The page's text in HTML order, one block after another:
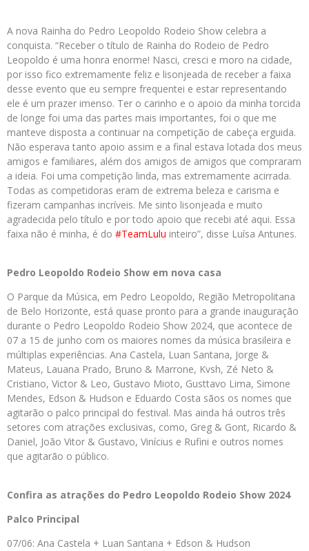
A nova Rainha do Pedro Leopoldo Rodeio Show celebra a
conquista. “Receber o título de Rainha do Rodeio de Pedro
Leopoldo é uma honra enorme! Nasci, cresci e moro na cidade,
por isso fico extremamente feliz e lisonjeada de receber a faixa
desse evento que eu sempre frequentei e estar representando
ele é um prazer imenso. Ter o carinho e o apoio da minha torcida
de longe foi uma das partes mais importantes, foi o que me
manteve disposta a continuar na competição de cabeça erguida.
Não esperava tanto apoio assim e a final estava lotada dos meus
amigos e familiares, além dos amigos de amigos que compraram
a ideia. Foi uma competição linda, mas extremamente acirrada.
Todas as competidoras eram de extrema beleza e carisma e
fizeram campanhas incríveis. Me sinto lisonjeada e muito
agradecida pelo título e por todo apoio que recebi até aqui. Essa
faixa não é minha, é do #TeamLulu inteiro”, disse Luísa Antunes.
Pedro Leopoldo Rodeio Show em nova casa
O Parque da Música, em Pedro Leopoldo, Região Metropolitana
de Belo Horizonte, está quase pronto para a grande inauguração
durante o Pedro Leopoldo Rodeio Show 2024, que acontece de
07 a 15 de junho com os maiores nomes da música brasileira e
múltiplas experiências. Ana Castela, Luan Santana, Jorge &
Mateus, Lauana Prado, Bruno & Marrone, Kvsh, Zé Neto &
Cristiano, Victor & Leo, Gustavo Mioto, Gusttavo Lima, Simone
Mendes, Edson & Hudson e Eduardo Costa sãos os nomes que
agitarão o palco principal do festival. Mas ainda há outros três
setores com atrações exclusivas, como, Greg & Gont, Ricardo &
Daniel, João Vitor & Gustavo, Vinícius e Rufini e outros nomes
que agitarão o público.
Confira as atrações do Pedro Leopoldo Rodeio Show 2024
Palco Principal
07/06: Ana Castela + Luan Santana + Edson & Hudson